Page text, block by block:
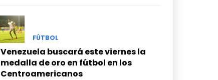
FÚTBOL
Venezuela buscará este viernes la
medalla de oro en fútbol en los
Centroamericanos